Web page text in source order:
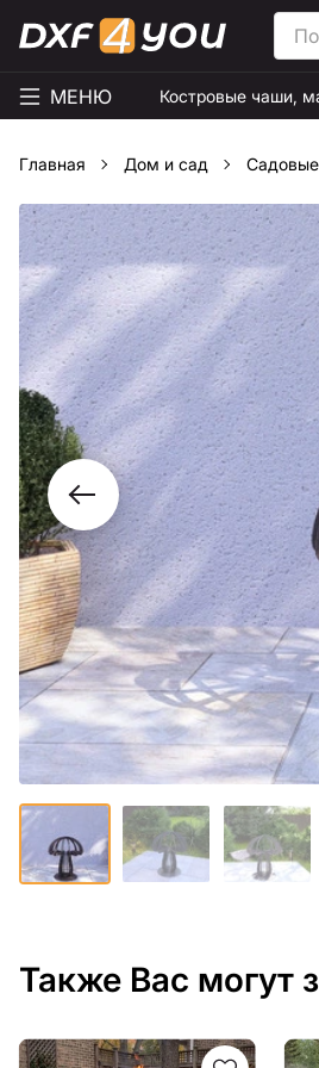
МЕНЮ Костровые чаши,
Главная Дом и сад
Также Вас могут